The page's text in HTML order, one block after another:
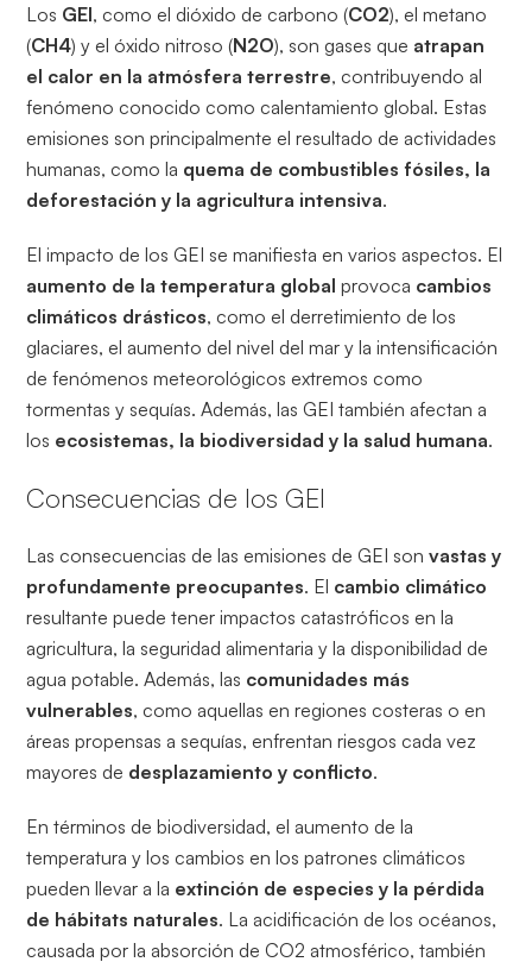
Los GEI, como el dióxido de carbono (CO2), el metano
(CH4) y el óxido nitroso (N2O), son gases que atrapan
el calor en la atmósfera terrestre, contribuyendo al
fenómeno conocido como calentamiento global. Estas
emisiones son principalmente el resultado de actividades
humanas, como la quema de combustibles fósiles, la
deforestación y la agricultura intensiva.
El impacto de los GEI se manifiesta en varios aspectos. El
aumento de la temperatura global provoca cambios
climáticos drásticos, como el derretimiento de los
glaciares, el aumento del nivel del mar y la intensificación
de fenómenos meteorológicos extremos como
tormentas y sequías. Además, las GEI también afectan a
los ecosistemas, la biodiversidad y la salud humana.
Consecuencias de los GEI
Las consecuencias de las emisiones de GEI sonvastas y
profundamente preocupantes. El cambio climático
resultante puede tener impactos catastróficos en la
agricultura, la seguridad alimentaria y la disponibilidad de
agua potable. Además, las comunidades más
vulnerables, como aquellas en regiones costeras o en
áreas propensas a sequías, enfrentan riesgos cada vez
mayores de desplazamiento y conflicto.
En términos de biodiversidad, el aumento de la
temperatura y los cambios en los patrones climáticos
pueden llevar a la extinción de especies y la pérdida
de hábitats naturales. La acidificación de los océanos,
causada por la absorción de CO2 atmosférico, también